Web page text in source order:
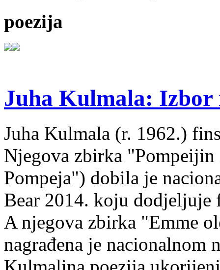
poezija
Juha Kulmala: Izbor
Juha Kulmala (r. 1962.)
Njegova zbirka
Pompeja") dobila je
Bear 2014. koju
A njegova zbirka "Emme
nagrađena je nacionalnom